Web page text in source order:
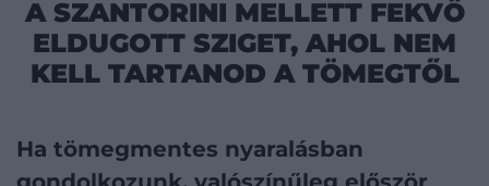
A SZANTORINI MELLETT FEKVŐ
ELDUGOTT SZIGET, AHOL NEM
KELL TARTANOD A TÖMEGTŐL
Ha tömegmentes nyaralásban